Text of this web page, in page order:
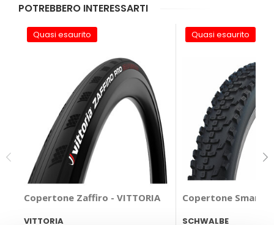
POTREBBERO INTERESSARTI
Quasi esaurito
Copertone Zaffiro - VITTORIA
VITTORIA
Quasi esaurito
SCHWALBE